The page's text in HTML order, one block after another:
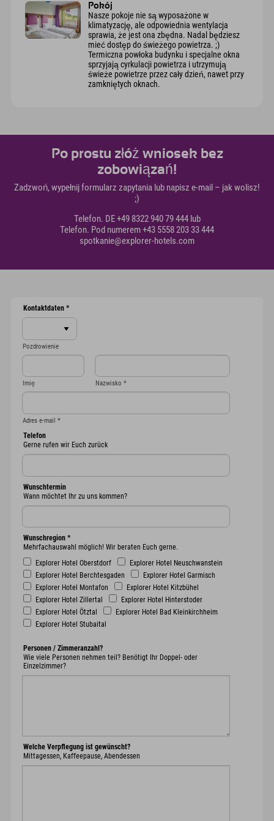
Pokój
Nasze pokoje nie są wyposażone w
klimatyzację, ale odpowiednia wentylacja
sprawia, że jest ona zbędna. Nadal będziesz
mieć dostęp do świeżego powietrza. ;)
Termiczna powłoka budynku i specjalne okna
sprzyjają cyrkulacji powietrza i utrzymują
świeże powietrze przez cały dzień, nawet przy
zamkniętych oknach.
Po prostu złóż wniosek bez
zobowiązań!
Zadzwoń, wypełnij formularz zapytania lub napisz e-mail – jak wolisz!
;)
Telefon. DE +49 8322 940 79 444 lub
Telefon. Pod numerem +43 5558 203 33 444
spotkanie@explorer-hotels.com
Kontaktdaten *
Pozdrowienie
Imię Nazwisko *
Adres e-mail *
Telefon
Gerne rufen wir Euch zurück
Wunschtermin
Wann möchtet Ihr zu uns kommen?
Wunschregion *
Mehrfachauswahl möglich! Wir beraten Euch gerne.
Explorer Hotel Oberstdorf
Explorer Hotel Neuschwanstein
Explorer Hotel Berchtesgaden
Explorer Hotel Garmisch
Explorer Hotel Montafon
Explorer Hotel Kitzbühel
Explorer Hotel Zillertal
Explorer Hotel Hinterstoder
Explorer Hotel Ötztal
Explorer Hotel Bad Kleinkirchheim
Explorer Hotel Stubaital
Personen / Zimmeranzahl?
Wie viele Personen nehmen teil? Benötigt Ihr Doppel- oder
Einzelzimmer?
Welche Verpflegung ist gewünscht?
Mittagessen, Kaffeepause, Abendessen